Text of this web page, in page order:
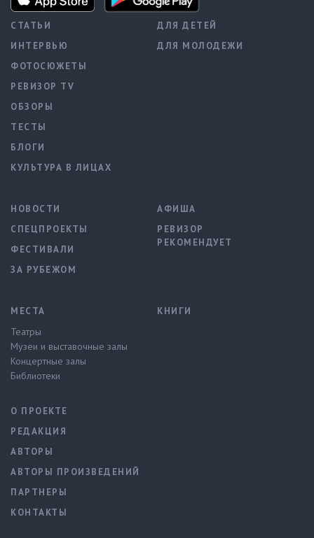
СТАТЬИ
ИНТЕРВЬЮ
ФОТОСЮЖЕТЫ
РЕВИЗОР TV
ОБЗОРЫ
ТЕСТЫ
БЛОГИ
КУЛЬТУРА В ЛИЦАХ
ДЛЯ ДЕТЕЙ
ДЛЯ МОЛОДЕЖИ
НОВОСТИ
СПЕЦПРОЕКТЫ
ФЕСТИВАЛИ
ЗА РУБЕЖОМ
АФИША
РЕВИЗОР
РЕКОМЕНДУЕТ
МЕСТА
Театры
Музеи и выставочные залы
Концертные залы
Библиотеки
КНИГИ
О ПРОЕКТЕ
РЕДАКЦИЯ
АВТОРЫ
АВТОРЫ ПРОИЗВЕДЕНИЙ
ПАРТНЕРЫ
КОНТАКТЫ